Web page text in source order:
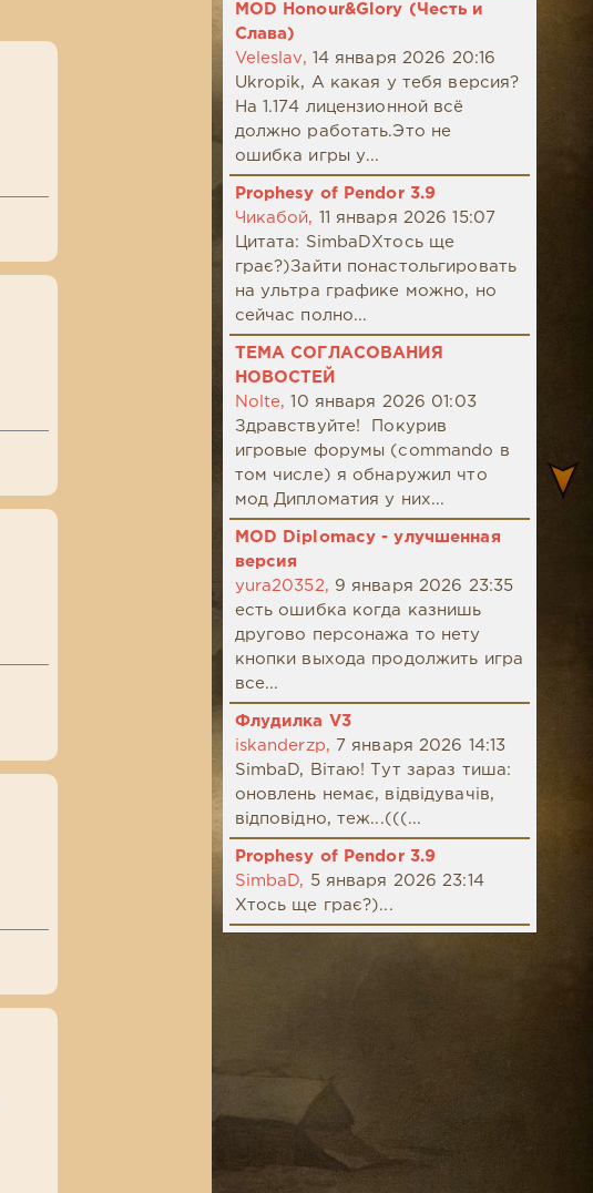
MOD Honour&Glory (Честь и
Слава)
Veleslav,
14 января 2026 20:16
Ukropik, А какая у тебя версия?
На 1.174 лицензионной всё
должно работать.Это не
ошибка игры у...
Prophesy of Pendor 3.9
Чикабой,
11 января 2026 15:07
Цитата: SimbaDХтось ще
грає?)Зайти понастольгировать
на ультра графике можно, но
сейчас полно...
ТЕМА СОГЛАСОВАНИЯ
НОВОСТЕЙ
Nolte,
10 января 2026 01:03
Здравствуйте! Покурив
игровые форумы (commando в
том числе) я обнаружил что
мод Дипломатия у них...
MOD Diplomacy - улучшенная
версия
yura20352, 9 января 2026 23:35
есть ошибка когда казнишь
другово персонажа то нету
кнопки выхода продолжить игра
все...
Флудилка V3
iskanderzp,
7 января 2026 14:13
SimbaD, Вітаю! Тут зараз тиша:
оновлень немає, відвідувачів,
відповідно, теж...(((...
Prophesy of Pendor 3.9
SimbaD,
5 января 2026 23:14
Хтось ще грає?)...